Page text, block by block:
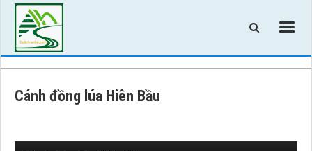
Cánh đồng lúa Hiên Bầu